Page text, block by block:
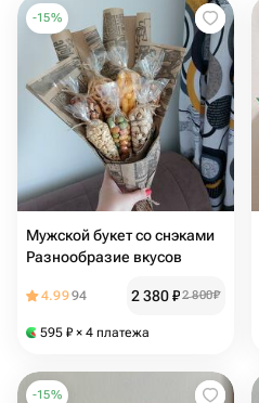
-15%
Мужской букет со снэками
Разнообразие вкусов
4.9994 2 380₽2 800₽
595 ₽ × 4 платежа
-15%